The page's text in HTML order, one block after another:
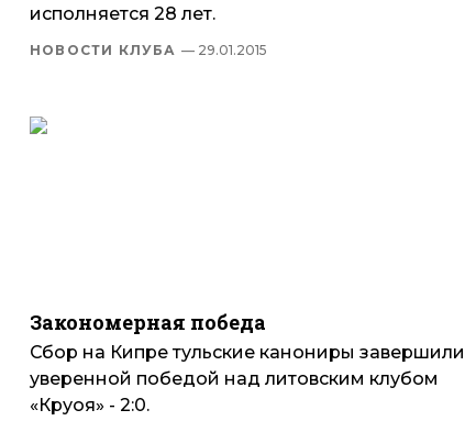
исполняется 28 лет.
НОВОСТИ КЛУБА — 29.01.2015
Закономерная победа
Сбор на Кипре тульские канониры завершили
уверенной победой над литовским клубом
«Круоя» - 2:0.